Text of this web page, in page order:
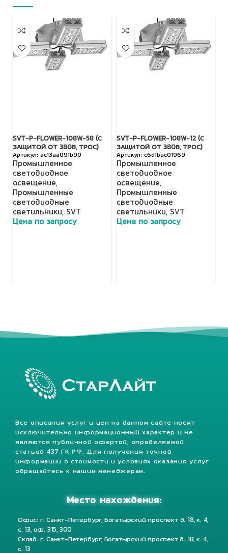
SVT-P-FLOWER-108W-58 (С
ЗАЩИТОЙ ОТ 380В, ТРОС)
ac13aa091b90
Промышленное
светодиодное
освещение,
Промышленные
светодиодные
светильники, SVT
Цена по запросу
SVT-P-FLOWER-108W-12 (С
ЗАЩИТОЙ ОТ 380В, ТРОС)
c6d1bac01969
Промышленное
светодиодное
освещение,
Промышленные
светодиодные
светильники, SVT
Цена по запросу
Все описания услуг и цен на данном сайте носят
исключительно информационный характер и не
являются публичной офертой, определяемой
статьей 437 ГК РФ. Для получения точной
информации о стоимости и условиях оказания услуг
обращайтесь к нашим менеджерам.
Место нахождения:
Офис: г. Санкт-Петербург, Богатырский проспект д. 18, к. 4,
с. 13, оф. 315, 300
Склад: г. Санкт-Петербург, Богатырский проспект д. 18, к. 4,
с. 13